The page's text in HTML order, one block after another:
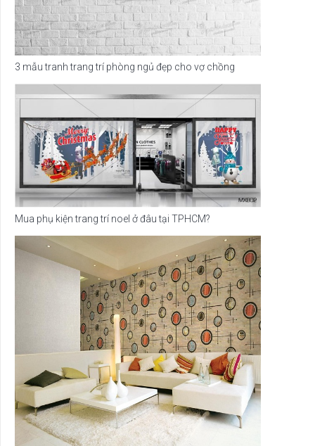
3 mẫu tranh trang trí phòng ngủ đẹp cho vợ chồng
Mua phụ kiện trang trí noel ở đâu tại TPHCM?